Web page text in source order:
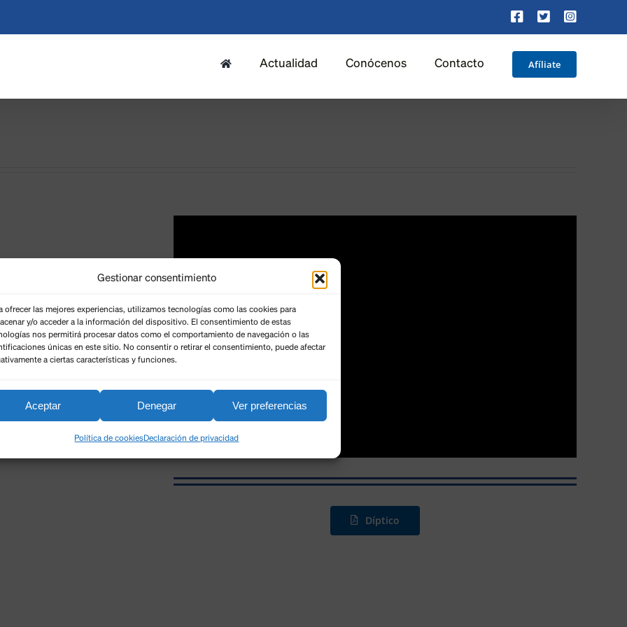
Gestionar consentimiento
ofrecer las mejores experiencias, utilizamos tecnologías como las cookies para
y/o acceder a la información del dispositivo. El consentimiento de estas
nos permitirá procesar datos como el comportamiento de navegación o las
únicas en este sitio. No consentir o retirar el consentimiento, puede afectar
a ciertas características y funciones.
Aceptar Denegar Ver preferencias
Política de cookiesDeclaración de privacidad
Facebook
X
Actualidad Conócenos Contacto Afíliate
Díptico